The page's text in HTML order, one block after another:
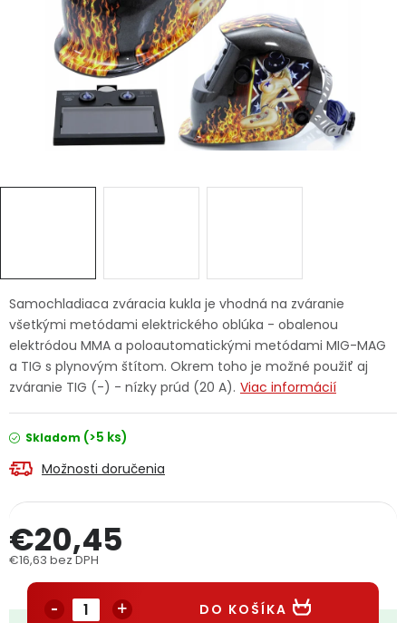
Ochranné pracovné pomôcky
Vianoce
Fotovoltaika
Servis náradia Hodnotenie obchodu
Doprava a platba Váš zákaznícky účet
Kontakty
Reklamačný formulár
Obchodné podmienky
Podmienky ochrany osobných údajov
Samochladiaca zváracia kukla je vhodná na zváranie
všetkými metódami elektrického oblúka - obalenou
elektródou MMA a poloautomatickými metódami MIG-MAG
a TIG s plynovým štítom. Okrem toho je možné použiť aj
zváranie TIG (-) - nízky prúd (20 A). Viac informácií
Skladom (>5 ks)
Možnosti doručenia
€20,45
€16,63 bez DPH
DO KOŠÍKA